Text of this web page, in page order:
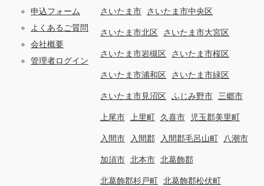
申込フォーム
よくあるご質問
会社概要
管理者ログイン
さいたま市 さいたま市中央区
さいたま市北区 さいたま市大宮区
さいたま市岩槻区 さいたま市桜区
さいたま市浦和区 さいたま市緑区
さいたま市見沼区 ふじみ野市 三郷市
上尾市 上里町 久喜市 児玉郡美里町
入間市 入間郡 入間郡毛呂山町 八潮市
加須市 北本市 北葛飾郡
北葛飾郡杉戸町 北葛飾郡松伏町